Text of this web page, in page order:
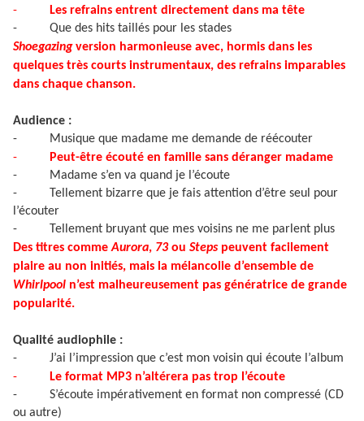
-
Les refrains entrent directement dans ma tête
-
Que des hits taillés pour les stades
Shoegazingversion harmonieuse avec, hormis dans les
quelques très courts instrumentaux, des refrains imparables
dans chaque chanson.
Audience :
-
Musique que madame me demande de réécouter
-
Peut-être écouté en famille sans déranger madame
-
Madame s’en va quand je l’écoute
-
Tellement bizarre que je fais attention d’être seul pour
l’écouter
-
Tellement bruyant que mes voisins ne me parlent plus
Des titres commeAurora, 73ou Stepspeuvent facilement
plaire au non initiés, mais la mélancolie d’ensemble de
Whirlpool n’est malheureusement pas génératrice de grande
popularité.
Qualité audiophile :
-
J’ai l’impression que c’est mon voisin qui écoute l’album
-
Le format MP3 n’altérera pas trop l’écoute
-
S’écoute impérativement en format non compressé (CD
ou autre)